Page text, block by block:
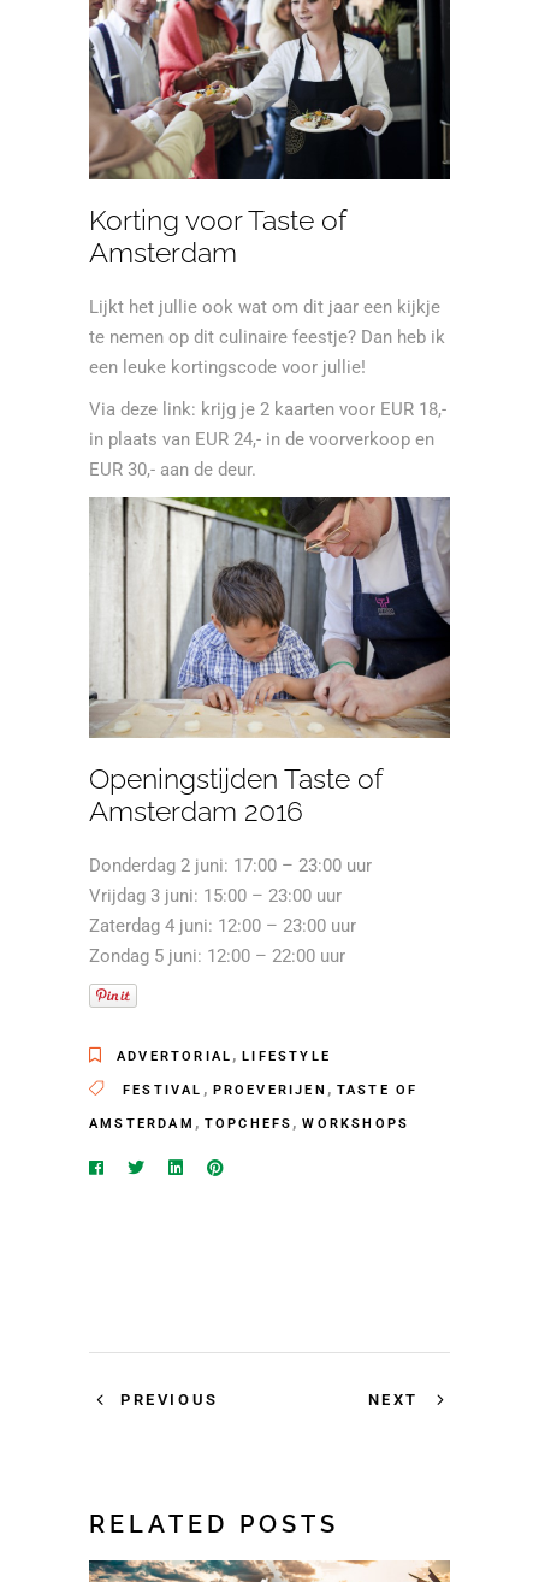
Korting voor Taste of
Amsterdam
Lijkt het jullie ook wat om dit jaar een kijkje
te nemen op dit culinaire feestje? Dan heb ik
een leuke kortingscode voor jullie!
Via deze link: krijg je 2 kaarten voor EUR 18,-
in plaats van EUR 24,- in de voorverkoop en
EUR 30,- aan de deur.
Openingstijden Taste of
Amsterdam 2016
Donderdag 2 juni: 17:00 – 23:00 uur
Vrijdag 3 juni: 15:00 – 23:00 uur
Zaterdag 4 juni: 12:00 – 23:00 uur
Zondag 5 juni: 12:00 – 22:00 uur
ADVERTORIAL ,LIFESTYLE
FESTIVAL , PROEVERIJEN , TASTE OF
AMSTERDAM , TOPCHEFS ,WORKSHOPS
PREVIOUS NEXT
RELATED POSTS